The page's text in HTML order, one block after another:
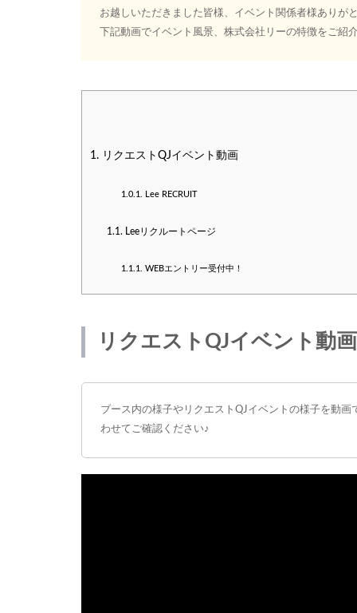
お越しいただきました皆様、イベント関係者様ありが
下記動画でイベント風景、株式会社リーの特徴をご紹
1. リクエストQJイベント動画
1.0.1. Lee RECRUIT
1.1. Leeリクルートページ
1.1.1. WEBエントリー受付中！
リクエストQJイベント動画
ブース内の様子やリクエストQJイベントの様子を動
わせてご確認ください♪